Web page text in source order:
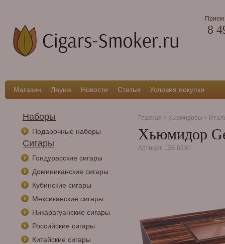
Прием
8
Магазин Лаунж Новости Статьи Условия покупки
Наборы
Подарочные наборы
Сигары
Гондурасские сигары
Доминиканские сигары
Кубинские сигары
Мексиканские сигары
Никарагуанские сигары
Российские сигары
Китайские сигары
Главная > Хьюмидоры >
Хьюмидор
Артикул: 128-6930